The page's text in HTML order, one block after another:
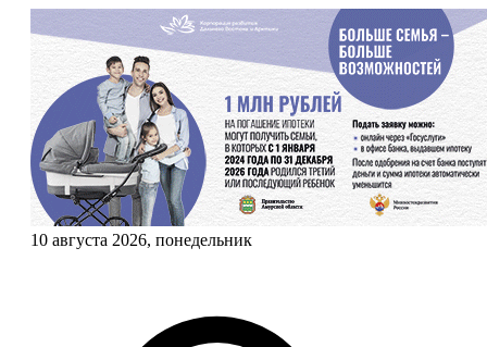
10 августа 2026, понедельник